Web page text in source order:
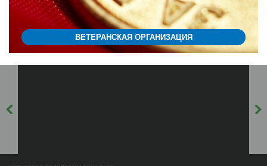
ВЕТЕРАНСКАЯ ОРГАНИЗАЦИЯ